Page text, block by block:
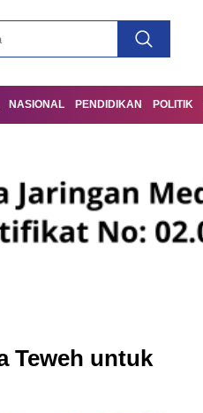
NASIONAL PENDIDIKAN POLITIK
Teweh untuk